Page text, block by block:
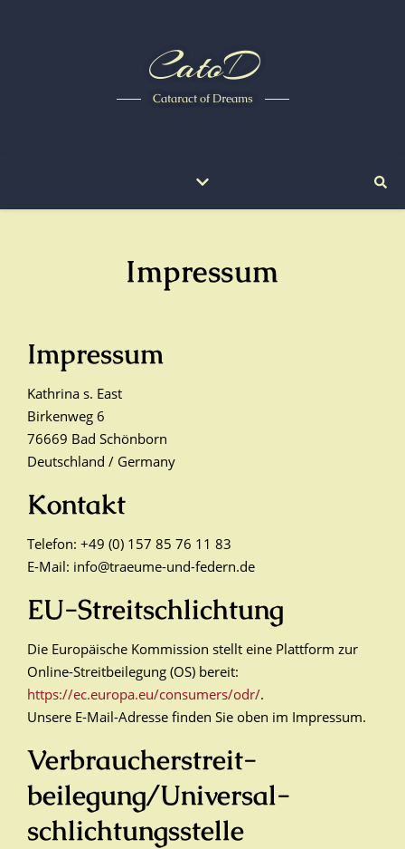
CatoD
Cataract of Dreams
Impressum
Impressum
Kathrina s. East
Birkenweg 6
76669 Bad Schönborn
Deutschland / Germany
Kontakt
Telefon: +49 (0) 157 85 76 11 83
E-Mail: info@traeume-und-federn.de
EU-Streitschlichtung
Die Europäische Kommission stellt eine Plattform zur
Online-Streitbeilegung (OS) bereit:
https://ec.europa.eu/consumers/odr/.
Unsere E-Mail-Adresse finden Sie oben im Impressum.
Verbraucher­streit­
beilegung/Universal­
schlichtungs­stelle